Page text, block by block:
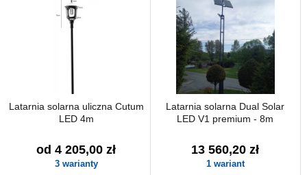
Latarnia solarna uliczna Cutum
LED 4m
od 4 205,00 zł
3 warianty
Latarnia solarna Dual Solar
LED V1 premium - 8m
13 560,20 zł
1 wariant